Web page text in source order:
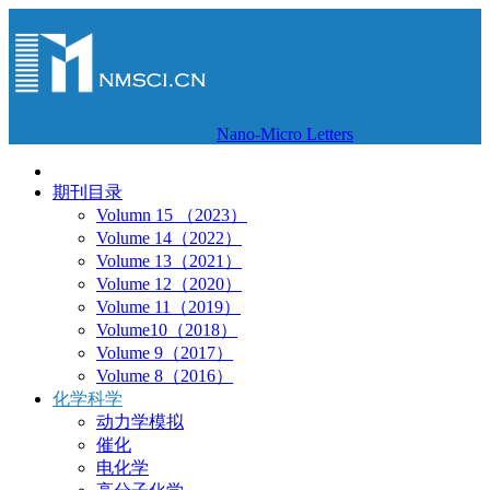
Nano-Micro Letters
期刊目录
Volumn 15 （2023）
Volume 14（2022）
Volume 13（2021）
Volume 12（2020）
Volume 11（2019）
Volume10（2018）
Volume 9（2017）
Volume 8（2016）
化学科学
动力学模拟
催化
电化学